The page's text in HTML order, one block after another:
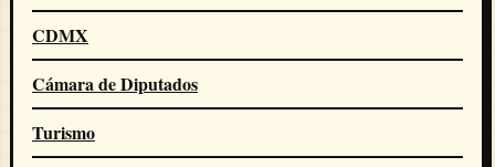
CDMX
Cámara de Diputados
Turismo